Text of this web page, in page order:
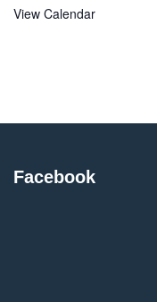
View Calendar
Facebook